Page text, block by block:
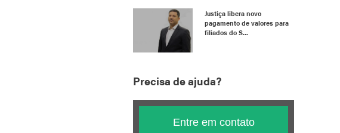
Justiça libera novo
pagamento de valores para
filiados do S...
Precisa de ajuda?
Entre em contato